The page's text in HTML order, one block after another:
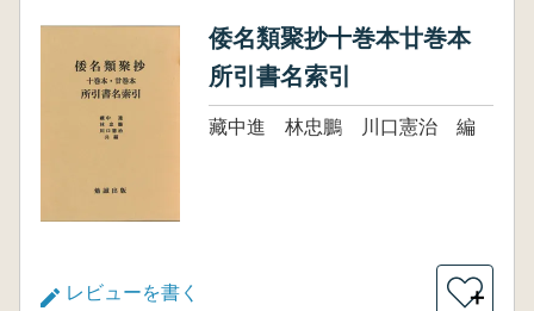
倭名類聚抄十巻本廿巻本
所引書名索引
藏中進 林忠鵬 川口憲治 編
レビューを書く ＋